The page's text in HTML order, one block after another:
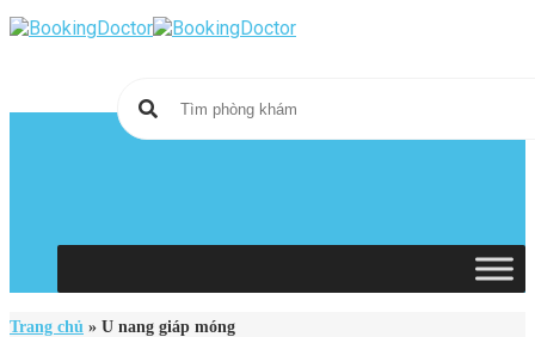
Skip
to
Trang chủ » U nang giáp móng